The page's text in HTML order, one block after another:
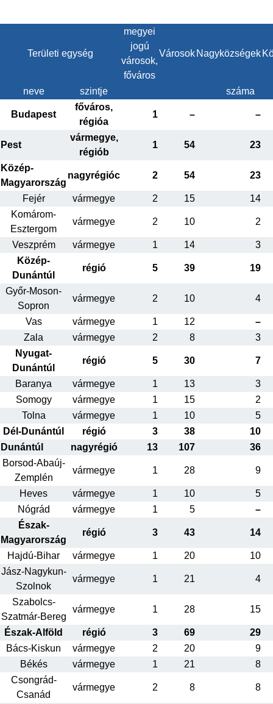
Területi egység
megyei
jogú
városok,
főváros
Városok Nagyközségek
neve szintje száma
Budapest
főváros,
régióa
1 – –
Pest
vármegye,
régiób
1 54 23
Közép-
Magyarország
nagyrégióc 2 54 23
Fejér vármegye 2 15
14
Komárom-
Esztergom
vármegye 2 10 2
Veszprém vármegye 1 14
3
Közép-
Dunántúl
régió 5 39 19
Győr-Moson-
Sopron
vármegye 2 10 4
Vas vármegye 1 12
–
Zala
vármegye 2 8
3
Nyugat-
Dunántúl
régió 5 30 7
Baranya vármegye 1 13
3
Somogy
vármegye 1 15
2
Tolna
vármegye 1 10
5
Dél-Dunántúl
régió 3 38
10
Dunántúl
nagyrégió 13 107
36
Borsod-Abaúj-
Zemplén
vármegye 1 28 9
Heves vármegye 1 10
5
Nógrád
vármegye 1 5
–
Észak-
Magyarország
régió 3 43 14
Hajdú-Bihar vármegye 1 20
10
Jász-Nagykun-
Szolnok
vármegye 1 21 4
Szabolcs-
Szatmár-Bereg
vármegye 1 28 15
Észak-Alföld régió 3 69
29
Bács-Kiskun
vármegye 2 20
9
Békés
vármegye 1 21
8
Csongrád-
Csanád
vármegye 2 8 8